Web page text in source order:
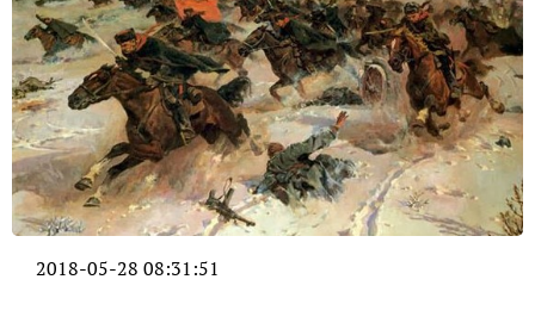
2018-05-28 08:31:51